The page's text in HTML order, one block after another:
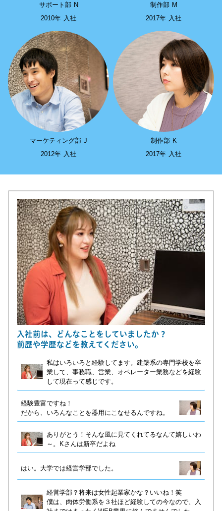
サポート部 N
2010年 入社
制作部 M
2017年 入社
マーケティング部 J
2012年 入社
制作部 K
2017年 入社
入社前は、どんなことをしていましたか？
前歴や学歴などを教えてください。
私はいろいろと経験してます。建築系の専門学校を卒
業して、事務職、営業、オペレーター業務などを経験
して現在って感じです。
経験豊富ですね！
だから、いろんなことを器用にこなせるんですね。
ありがとう！そんな風に見てくれてるなんて嬉しいわ
～。Kさんは新卒だよね
はい。大学では経営学部でした。
経営学部？将来は女性起業家かな？いいね！笑
僕は、肉体労働系を３社ほど経験しての今なので、入